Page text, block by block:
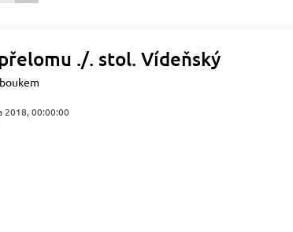
./. stol. Vídeňský
2018, 00:00:00